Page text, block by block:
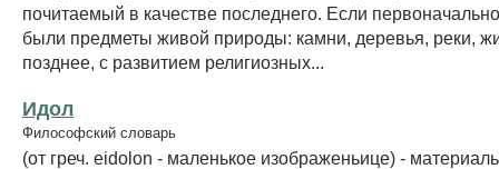
почитаемый в качестве последнего. Если
были предметы живой природы: камни, деревья, реки,
позднее, с развитием религиозных...
Идол
Философский словарь
(от греч. eidolon - маленькое изображеньице) -